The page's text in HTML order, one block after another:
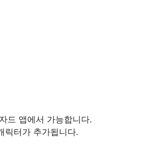
드 앱에서 가능합니다.
릭터가 추가됩니다.